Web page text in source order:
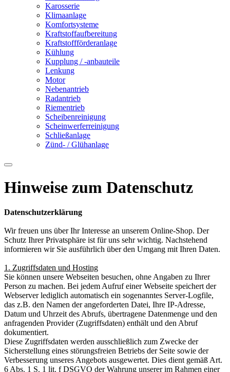
Karosserie
Klimaanlage
Komfortsysteme
Kraftstoffaufbereitung
Kraftstoffförderanlage
Kühlung
Kupplung / -anbauteile
Lenkung
Motor
Nebenantrieb
Radantrieb
Riementrieb
Scheibenreinigung
Scheinwerferreinigung
Schließanlage
Zünd- / Glühanlage
Hinweise zum Datenschutz
Datenschutzerklärung
Wir freuen uns über Ihr Interesse an unserem Online-Shop. Der
Schutz Ihrer Privatsphäre ist für uns sehr wichtig. Nachstehend
informieren wir Sie ausführlich über den Umgang mit Ihren Daten.
1. Zugriffsdaten und Hosting
Sie können unsere Webseiten besuchen, ohne Angaben zu Ihrer
Person zu machen. Bei jedem Aufruf einer Webseite speichert der
Webserver lediglich automatisch ein sogenanntes Server-Logfile,
das z.B. den Namen der angeforderten Datei, Ihre IP-Adresse,
Datum und Uhrzeit des Abrufs, übertragene Datenmenge und den
anfragenden Provider (Zugriffsdaten) enthält und den Abruf
dokumentiert.
Diese Zugriffsdaten werden ausschließlich zum Zwecke der
Sicherstellung eines störungsfreien Betriebs der Seite sowie der
Verbesserung unseres Angebots ausgewertet. Dies dient gemäß Art.
6 Abs. 1 S. 1 lit. f DSGVO der Wahrung unserer im Rahmen einer